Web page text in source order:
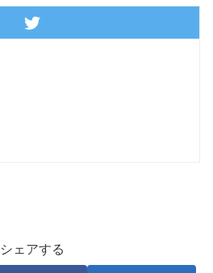
シェアする